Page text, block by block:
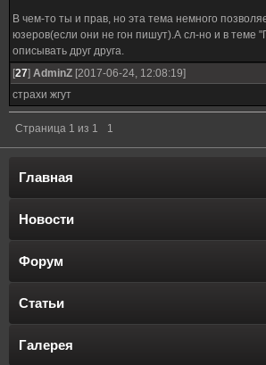
В чем-то ты и прав, но эта тема немного
юзеров(если они не гон пишут).А сл-но и в теме
описывать друг друга.
[27] AdminZ [2017-06-24, 12:08:19]
страхи жгут
Страница 1 из 1 1
Главная
Новости
Форум
Статьи
Галерея